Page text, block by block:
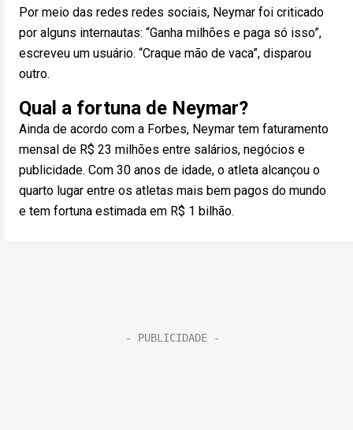
Por meio das redes redes sociais, Neymar foi criticado
por alguns internautas: “Ganha milhões e paga só isso”,
escreveu um usuário. “Craque mão de vaca”, disparou
outro.
Qual a fortuna de Neymar?
Ainda de acordo com a Forbes, Neymar tem faturamento
mensal de R$ 23 milhões entre salários, negócios e
publicidade. Com 30 anos de idade, o atleta alcançou o
quarto lugar entre os atletas mais bem pagos do mundo
e tem fortuna estimada em R$ 1 bilhão.